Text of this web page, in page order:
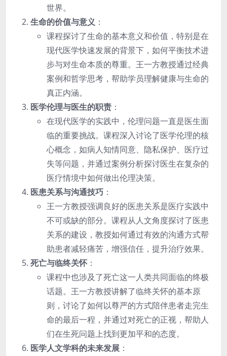
世界。
生命的价值与意义 ：
课程探讨了生命的基本意义和价值，特别是在
现代医学快速发展的背景下，如何平衡技术进
步与对生命本质的尊重。王一方教授通过经典
案例和哲学思考，帮助学员理解健康与生命的
真正内涵。
医学伦理与医生的职责 ：
在现代医学的实践中，伦理问题一直是医生面
临的重要挑战。课程深入讨论了医学伦理的核
心概念，如病人知情同意、隐私保护、医疗过
失等问题，并通过案例分析探讨医生在复杂的
医疗情境中如何做出伦理决策。
医患关系与沟通技巧 ：
王一方教授强调良好的医患关系是医疗实践中
不可或缺的部分。课程从人文角度探讨了医患
关系的建设，教授如何通过有效的沟通方式帮
助患者减轻痛苦，增强信任，提升治疗效果。
死亡与临终关怀 ：
课程中也涉及了死亡这一人类共同面临的终极
话题。王一方教授讲解了临终关怀的基本原
则，讨论了如何以尊严的方式陪伴患者走完生
命的最后一程，并通过对死亡的正视，帮助人
们在生死问题上找到更加平和的态度。
医学人文学科的未来发展 ：